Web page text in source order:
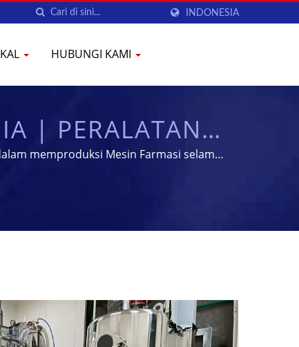
INDONESIA
HUBUNGI KAMI
| PERALATAN
| YENCHEN
memproduksi Mesin Farmasi selama